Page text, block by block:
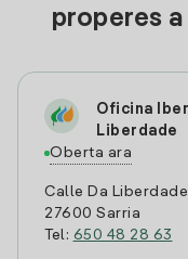
properes
Oficina
Liberdade
Oberta ara
Calle Da
27600 Sarria
Tel: 650 48 28 63